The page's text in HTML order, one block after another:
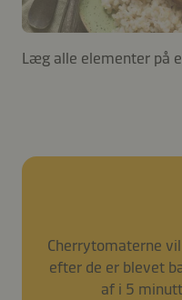
Læg alle elementer på
Cherrytomaterne
efter de er blevet
af i 5